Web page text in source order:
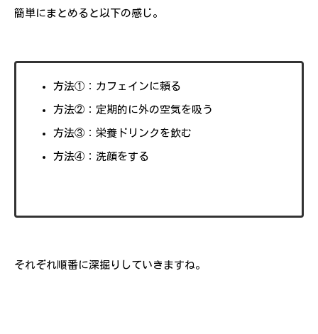
簡単にまとめると以下の感じ。
方法①：カフェインに頼る
方法②：定期的に外の空気を吸う
方法③：栄養ドリンクを飲む
方法④：洗顔をする
それぞれ順番に深掘りしていきますね。